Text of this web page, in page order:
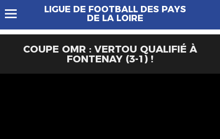
LIGUE DE FOOTBALL DES PAYS
DE LA LOIRE
COUPE OMR : VERTOU QUALIFIÉ À
FONTENAY (3-1) !